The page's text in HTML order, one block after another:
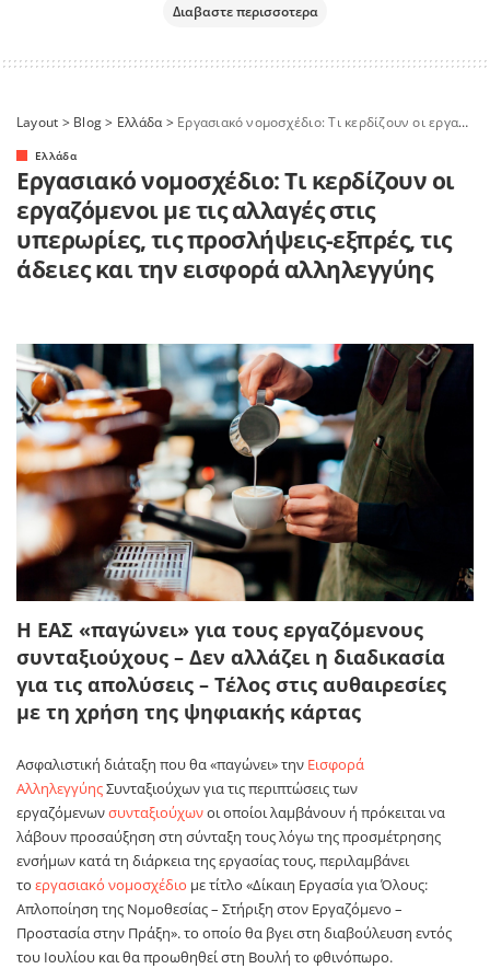
Διαβαστε περισσοτερα
Layout > Blog> Ελλάδα> Εργασιακό νομοσχέδιο: Τι κερδίζουν οι εργαζόμενοι με τις αλλαγές στις υπερωρίες, τις προσλήψεις-εξπρές, τις άδειες και την εισφορά αλληλεγγύης
Ελλάδα
Εργασιακό νομοσχέδιο: Τι κερδίζουν οι
εργαζόμενοι με τις αλλαγές στις
υπερωρίες, τις προσλήψεις-εξπρές, τις
άδειες και την εισφορά αλληλεγγύης
Η ΕΑΣ «παγώνει» για τους εργαζόμενους
συνταξιούχους – Δεν αλλάζει η διαδικασία
για τις απολύσεις – Τέλος στις αυθαιρεσίες
με τη χρήση της ψηφιακής κάρτας
Aσφαλιστική διάταξη που θα «παγώνει» την Εισφορά
ΑλληλεγγύηςΣυνταξιούχων για τις περιπτώσεις των
εργαζόμενωνσυνταξιούχωνοι οποίοι λαμβάνουν ή πρόκειται να
λάβουν προσαύξηση στη σύνταξη τους λόγω της προσμέτρησης
ενσήμων κατά τη διάρκεια της εργασίας τους, περιλαμβάνει
το εργασιακό νομοσχέδιο με τίτλο «Δίκαιη Εργασία για Όλους:
Απλοποίηση της Νομοθεσίας – Στήριξη στον Εργαζόμενο –
Προστασία στην Πράξη». το οποίο θα βγει στη διαβούλευση εντός
του Ιουλίου και θα προωθηθεί στη Βουλή το φθινόπωρο.